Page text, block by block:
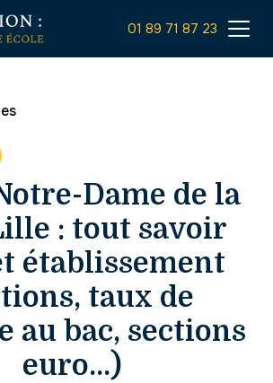
01 89 71 87 23
Dame de la
: tout savoir
établissement
taux de
au bac, sections
euro...)